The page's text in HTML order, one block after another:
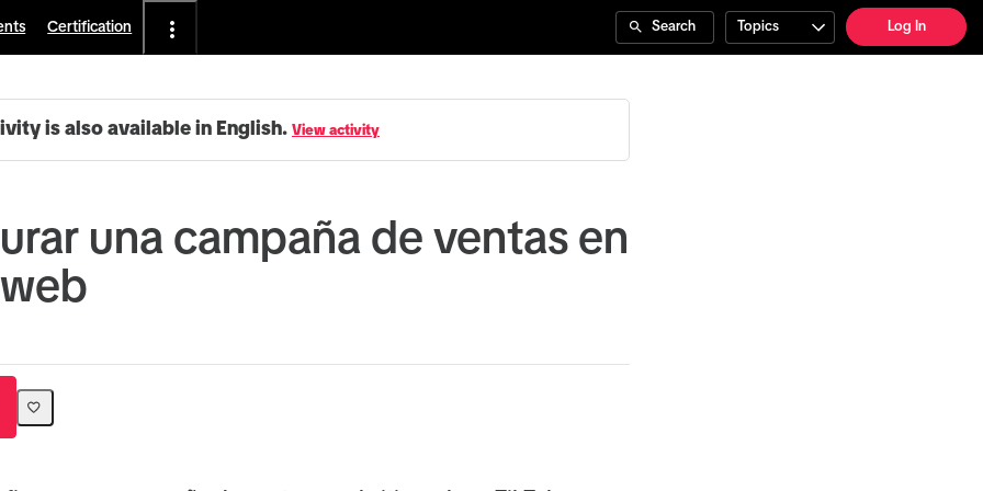
Certification Search Topics Log In
is also available in English. View activity
una campaña de ventas en